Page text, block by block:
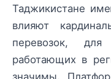
Таджикистане
влияют
перевозок,
работающих в
значимы.